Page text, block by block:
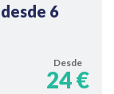
6
Desde
24 €